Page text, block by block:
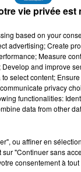
de police.
sous les
et moins
sommes tous
que faisaient
Cependant ils
(Causeur) qui,
d'elle et des
vie privée est
based on your
advertising; Create
Measure
and improve
select content;
privacy
functionalities:
data from other
ou affiner en
"Continuer sans
consentement à